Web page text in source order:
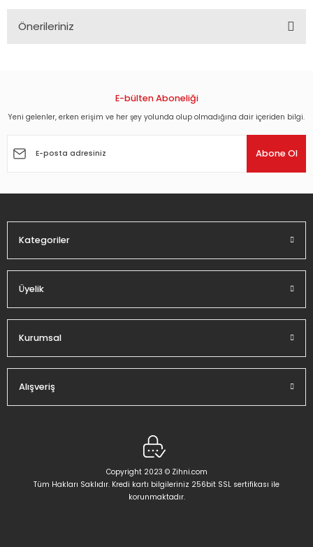
Önerileriniz
Görüş ve önerileriniz için teşekkür ederiz.
Ürün açıklamasında eksik bilgiler bulunuyor.
E-bülten Aboneliği
Yeni gelenler, erken erişim ve her şey yolunda olup olmadığına dair içeriden bilgi.
Abone Ol
Kategoriler
Üyelik
Kurumsal
Alışveriş
Copyright 2023 © Zihni.com
Tüm Hakları Saklıdır. Kredi kartı bilgileriniz 256bit SSL sertifikası ile
korunmaktadır.